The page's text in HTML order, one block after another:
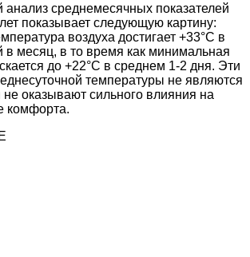
анализ среднемесячных показателей
показывает следующую картину:
воздуха достигает +33°C в
в месяц, в то время как минимальная
до +22°C в среднем 1-2 дня. Эти
температуры не являются
оказывают сильного влияния на
комфорта.